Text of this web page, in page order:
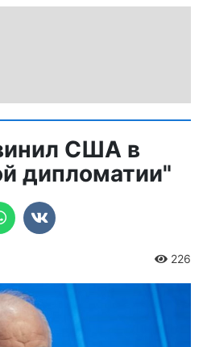
США в
дипломатии"
226